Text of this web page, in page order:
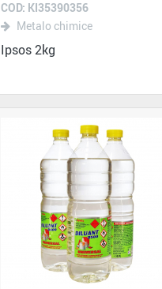
COD: KI35390356
Metalo chimice
Ipsos 2kg